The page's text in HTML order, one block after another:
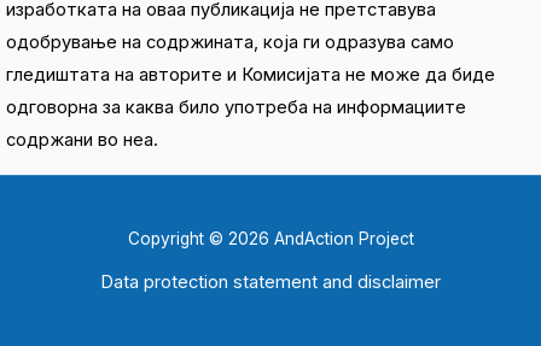
изработката на оваа публикација не претставува
одобрување на содржината, која ги одразува само
гледиштата на авторите и Комисијата не може да биде
одговорна за каква било употреба на информациите
содржани во неа.
Copyright © 2026 AndAction Project
Data protection statement and disclaimer